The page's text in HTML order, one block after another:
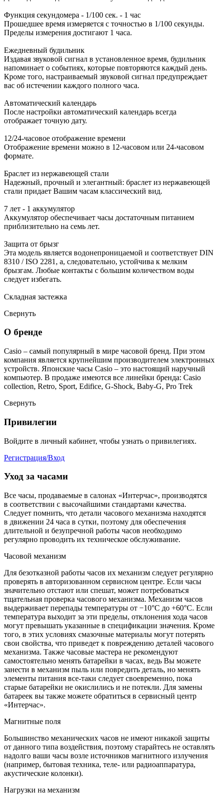
Функция секундомера - 1/100 сек. - 1 час
Прошедшее время измеряется с точностью в 1/100 секунды.
Пределы измерения достигают 1 часа.
Ежедневный будильник
Издавая звуковой сигнал в установленное время, будильник
напоминает о событиях, которые повторяются каждый день.
Кроме того, настраиваемый звуковой сигнал предупреждает
вас об истечении каждого полного часа.
Автоматический календарь
После настройки автоматический календарь всегда
отображает точную дату.
12/24-часовое отображение времени
Отображение времени можно в 12-часовом или 24-часовом
формате.
Браслет из нержавеющей стали
Надежный, прочный и элегантный: браслет из нержавеющей
стали придает Вашим часам классический вид.
7 лет - 1 аккумулятор
Аккумулятор обеспечивает часы достаточным питанием
приблизительно на семь лет.
Защита от брызг
Эта модель является водонепроницаемой и соответствует DIN
8310 / ISO 2281, а, следовательно, устойчива к мелким
брызгам. Любые контакты с большим количеством воды
следует избегать.
Складная застежка
Свернуть
О бренде
Casio – самый популярный в мире часовой бренд. При этом
компания является крупнейшим производителем электронных
устройств. Японские часы Casio – это настоящий наручный
компьютер. В продаже имеются все линейки бренда: Casio
collection, Retro, Sport, Edifice, G-Shock, Baby-G, Pro Trek
Свернуть
Привилегии
Войдите в личный кабинет, чтобы узнать о привилегиях.
Регистрация/Вход
Уход за часами
Все часы, продаваемые в салонах «Интерчас», производятся
в соответствии с высочайшими стандартами качества.
Следует помнить, что детали часового механизма находятся
в движении 24 часа в сутки, поэтому для обеспечения
длительной и безупречной работы часов необходимо
регулярно проводить их техническое обслуживание.
Часовой механизм
Для безотказной работы часов их механизм следует регулярно
проверять в авторизованном сервисном центре. Если часы
значительно отстают или спешат, может потребоваться
тщательная проверка часового механизма. Механизм часов
выдерживает перепады температуры от −10°C до +60°C. Если
температура выходит за эти пределы, отклонения хода часов
могут превышать указанные в спецификации значения. Кроме
того, в этих условиях смазочные материалы могут потерять
свои свойства, что приведет к повреждению деталей часового
механизма. Также часовые мастера не рекомендуют
самостоятельно менять батарейки в часах, ведь Вы можете
занести в механизм пыль или повредить деталь, но менять
элементы питания все-таки следует своевременно, пока
старые батарейки не окислились и не потекли. Для замены
батареек вы также можете обратиться в сервисный центр
«Интерчас».
Магнитные поля
Большинство механических часов не имеют никакой защиты
от данного типа воздействия, поэтому старайтесь не оставлять
надолго ваши часы возле источников магнитного излучения
(например, бытовая техника, теле- или радиоаппаратура,
акустические колонки).
Нагрузки на механизм